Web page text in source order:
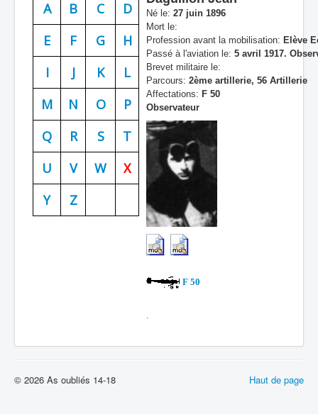
Organisation
Avions
Formation
Doctrines
Batailles
Cahiers des As
A B C
D
E
F G
H
I
J K
L
M
N O
P
Q
R S
T
U
V W
X
Y
Z
Né le: 27 juin 1896
Mort le:
Profession avant la mobilisation: Elève
Passé à l'aviation le: 5 avril 1917.
Brevet militaire le:
Parcours: 2ème artillerie, 56 Artillerie
Affectations: F 50
Observateur
F 50
Haut de page
© 2026 As oubliés 14-18